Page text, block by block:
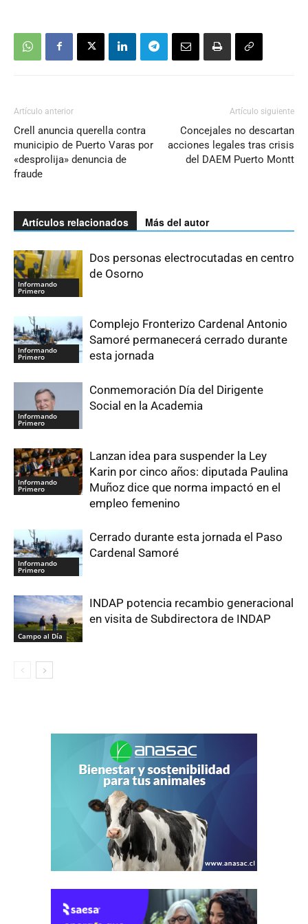
Artículo anterior
Crell anuncia querella contra
municipio de Puerto Varas por
«desprolija» denuncia de
fraude
Artículo siguiente
Concejales no descartan
acciones legales tras crisis
del DAEM Puerto Montt
Artículos relacionados Más del autor
Informando
Primero
Dos personas electrocutadas en centro
de Osorno
Informando
Primero
Complejo Fronterizo Cardenal Antonio
Samoré permanecerá cerrado durante
esta jornada
Informando
Primero
Conmemoración Día del Dirigente
Social en la Academia
Informando
Primero
Lanzan idea para suspender la Ley
Karin por cinco años: diputada Paulina
Muñoz dice que norma impactó en el
empleo femenino
Informando
Primero
Cerrado durante esta jornada el Paso
Cardenal Samoré
Campo al Día
INDAP potencia recambio generacional
en visita de Subdirectora de INDAP